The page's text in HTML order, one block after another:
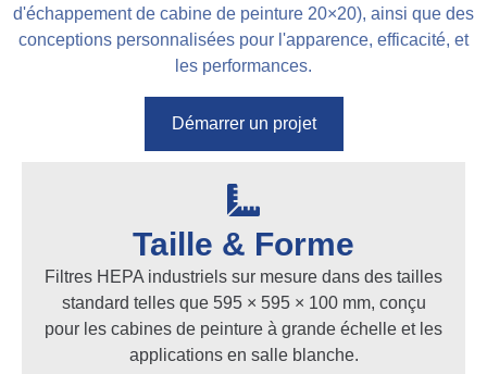
d'échappement de cabine de peinture 20×20), ainsi que des
conceptions personnalisées pour l'apparence, efficacité, et
les performances.
Démarrer un projet
Taille & Forme
Filtres HEPA industriels sur mesure dans des tailles
standard telles que 595 × 595 × 100 mm, conçu
pour les cabines de peinture à grande échelle et les
applications en salle blanche.